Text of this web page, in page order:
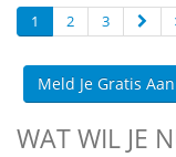
1 2 3
Meld Je Gratis
WAT WIL JE